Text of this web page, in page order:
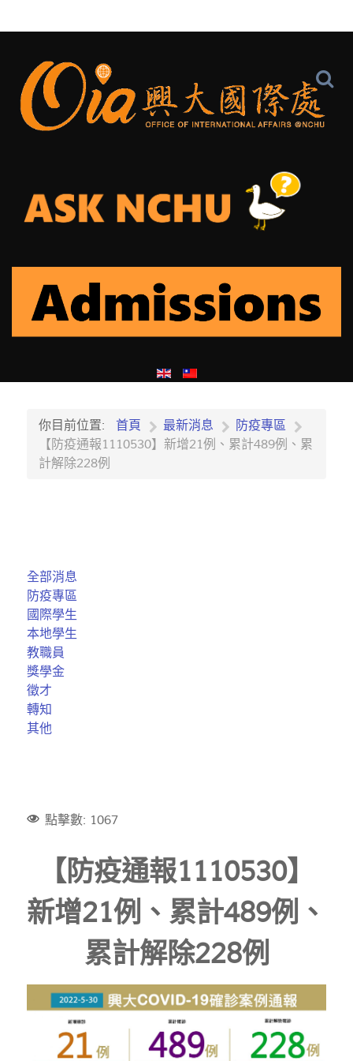
你目前位置: 首頁 最新消息
防疫專區
【防疫通報1110530】新增21例、累計489例、累
計解除228例
全部消息
防疫專區
國際學生
本地學生
教職員
獎學金
徵才
轉知
其他
點擊數: 1067
【防疫通報1110530】
新增21例、累計489例、
累計解除228例